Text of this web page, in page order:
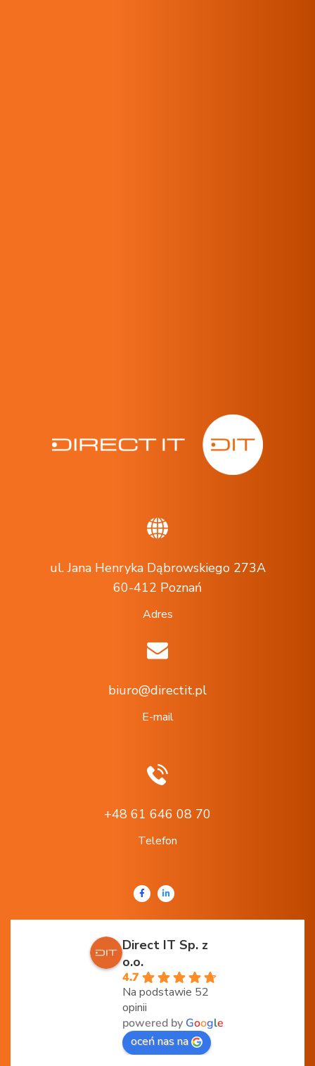
ul. Jana Henryka Dąbrowskiego 273A
60-412 Poznań
Adres
biuro@directit.pl
E-mail
+48 61 646 08 70
Telefon
Direct IT Sp. z
o.o.
4.7
Na podstawie 52
opinii
powered by Google
oceń nas na